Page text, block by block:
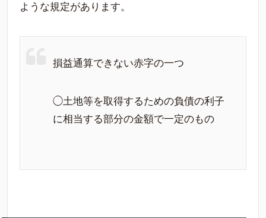
ような規定があります。
損益通算できない赤字の一つ
◯土地等を取得するための負債の利子
に相当する部分の金額で一定のもの